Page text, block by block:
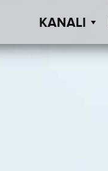
KANALI